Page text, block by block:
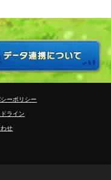
ーポリシー
ライン
せ